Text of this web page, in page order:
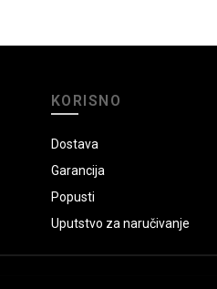
KORISNO
Dostava
Garancija
Popusti
Uputstvo za naručivanje